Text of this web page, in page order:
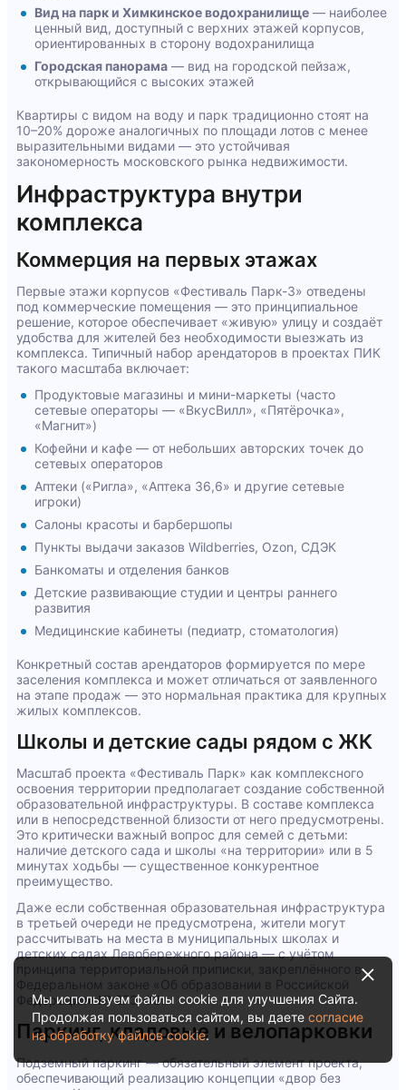
Вид на парк и Химкинское водохранилище — наиболее
ценный вид, доступный с верхних этажей корпусов,
ориентированных в сторону водохранилища
Городская панорама — вид на городской пейзаж,
открывающийся с высоких этажей
Квартиры с видом на воду и парк традиционно стоят на
10–20% дороже аналогичных по площади лотов с менее
выразительными видами — это устойчивая
закономерность московского рынка недвижимости.
Инфраструктура внутри
комплекса
Коммерция на первых этажах
Первые этажи корпусов «Фестиваль Парк-3» отведены
под коммерческие помещения — это принципиальное
решение, которое обеспечивает «живую» улицу и создаёт
удобства для жителей без необходимости выезжать из
комплекса. Типичный набор арендаторов в проектах ПИК
такого масштаба включает:
Продуктовые магазины и мини-маркеты (часто
сетевые операторы — «ВкусВилл», «Пятёрочка»,
«Магнит»)
Кофейни и кафе — от небольших авторских точек до
сетевых операторов
Аптеки («Ригла», «Аптека 36,6» и другие сетевые
игроки)
Салоны красоты и барбершопы
Пункты выдачи заказов Wildberries, Ozon, СДЭК
Банкоматы и отделения банков
Детские развивающие студии и центры раннего
развития
Медицинские кабинеты (педиатр, стоматология)
Конкретный состав арендаторов формируется по мере
заселения комплекса и может отличаться от заявленного
на этапе продаж — это нормальная практика для крупных
жилых комплексов.
Школы и детские сады рядом с ЖК
Масштаб проекта «Фестиваль Парк» как комплексного
освоения территории предполагает создание собственной
образовательной инфраструктуры. В составе комплекса
или в непосредственной близости от него предусмотрены.
Это критически важный вопрос для семей с детьми:
наличие детского сада и школы «на территории» или в 5
минутах ходьбы — существенное конкурентное
преимущество.
Даже если собственная образовательная инфраструктура
в третьей очереди не предусмотрена, жители могут
рассчитывать на места в муниципальных школах и
детских садах Левобережного района — с учётом
принципа территориальной приписки, закреплённого в
Федеральном законе «Об образовании в Российской
Федерации» № 273-ФЗ.
Паркинг, кладовые и велопарковки
Подземный паркинг — обязательный элемент проекта,
обеспечивающий реализацию концепции «двор без
Мы используем файлы cookie для улучшения Сайта.
Продолжая пользоваться сайтом, вы даете согласие
на обработку файлов cookie.